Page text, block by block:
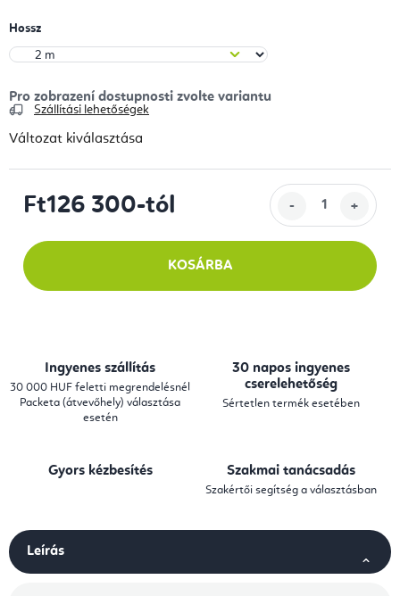
Hossz
Szállítási lehetőségek
Változat kiválasztása
Ft126 300-tól
KOSÁRBA
Ingyenes szállítás
30 000 HUF feletti megrendelésnél
Packeta (átvevőhely) választása
esetén
30 napos ingyenes
cserelehetőség
Sértetlen termék esetében
Gyors kézbesítés Szakmai tanácsadás
Szakértői segítség a választásban
Leírás